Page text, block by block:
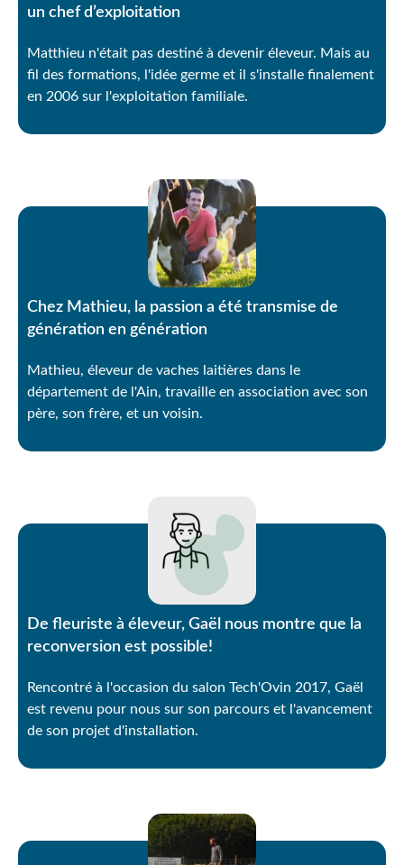
un chef d’exploitation
Matthieu n'était pas destiné à devenir éleveur. Mais au
fil des formations, l'idée germe et il s'installe finalement
en 2006 sur l'exploitation familiale.
Chez Mathieu, la passion a été transmise de
génération en génération
Mathieu, éleveur de vaches laitières dans le
département de l'Ain, travaille en association avec son
père, son frère, et un voisin.
De fleuriste à éleveur, Gaël nous montre que la
reconversion est possible!
Rencontré à l'occasion du salon Tech'Ovin 2017, Gaël
est revenu pour nous sur son parcours et l'avancement
de son projet d'installation.